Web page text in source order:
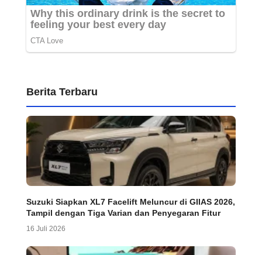
Berita Terbaru
Suzuki Siapkan XL7 Facelift Meluncur di GIIAS 2026,
Tampil dengan Tiga Varian dan Penyegaran Fitur
16 Juli 2026